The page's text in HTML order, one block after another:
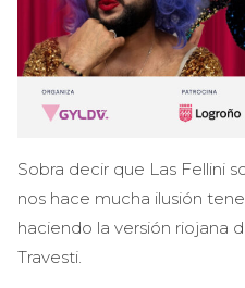
Sobra decir que Las Fellini
nos hace mucha ilusión
haciendo la versión riojana
Travesti.